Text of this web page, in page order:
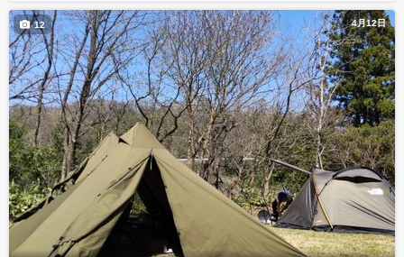
4月12日
12